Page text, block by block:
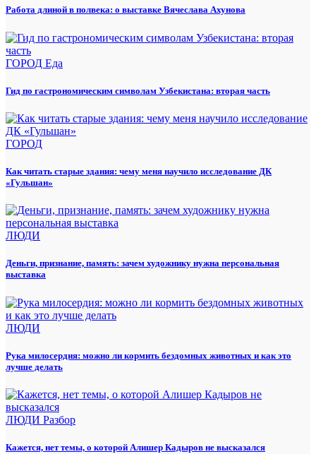
Работа длиной в полвека: о выставке Вячеслава Ахунова
ГОРОД Еда
Гид по гастрономическим символам Узбекистана: вторая часть
ГОРОД
Как читать старые здания: чему меня научило исследование ДК
«Гульшан»
ЛЮДИ
Деньги, признание, память: зачем художнику нужна персональная
выставка
ЛЮДИ
Рука милосердия: можно ли кормить бездомных животных и как это
лучше делать
ЛЮДИ Разбор
Кажется, нет темы, о которой Алишер Кадыров не высказался